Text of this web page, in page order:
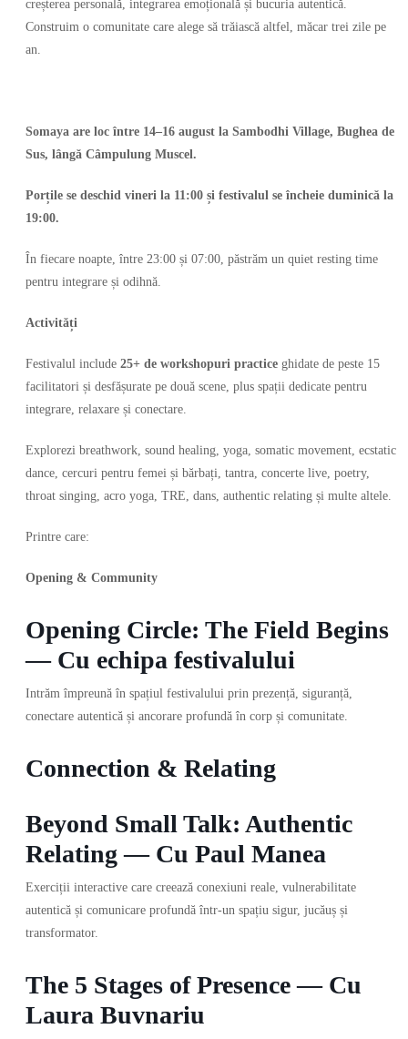
creșterea personală, integrarea emoțională și bucuria autentică.
Construim o comunitate care alege să trăiască altfel, măcar trei zile pe
an.
Somaya are loc între 14–16 august la Sambodhi Village, Bughea de
Sus, lângă Câmpulung Muscel.
Porțile se deschid vineri la 11:00 și festivalul se încheie duminică la
19:00.
În fiecare noapte, între 23:00 și 07:00, păstrăm un quiet resting time
pentru integrare și odihnă.
Activități
Festivalul include 25+ de workshopuri practice ghidate de peste 15
facilitatori și desfășurate pe două scene, plus spații dedicate pentru
integrare, relaxare și conectare.
Explorezi breathwork, sound healing, yoga, somatic movement, ecstatic
dance, cercuri pentru femei și bărbați, tantra, concerte live, poetry,
throat singing, acro yoga, TRE, dans, authentic relating și multe altele.
Printre care:
Opening & Community
Opening Circle: The Field Begins
— Cu echipa festivalului
Intrăm împreună în spațiul festivalului prin prezență, siguranță,
conectare autentică și ancorare profundă în corp și comunitate.
Connection & Relating
Beyond Small Talk: Authentic
Relating — Cu Paul Manea
Exerciții interactive care creează conexiuni reale, vulnerabilitate
autentică și comunicare profundă într-un spațiu sigur, jucăuș și
transformator.
The 5 Stages of Presence — Cu
Laura Buvnariu